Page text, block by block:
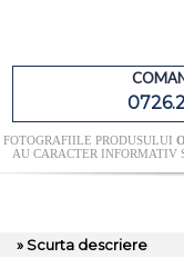
FOTOGRAFIILE PRODUSULUI
AU CARACTER INFORMATIV
» Scurta descriere